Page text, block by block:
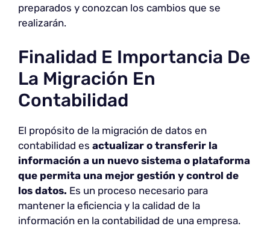
preparados y conozcan los cambios que se
realizarán.
Finalidad E Importancia De
La Migración En
Contabilidad
El propósito de la migración de datos en
contabilidad es actualizar o transferir la
información a un nuevo sistema o plataforma
que permita una mejor gestión y control de
los datos. Es un proceso necesario para
mantener la eficiencia y la calidad de la
información en la contabilidad de una empresa.